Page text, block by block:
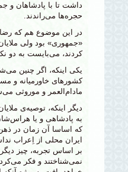
داشت تا با پادشاهان و
حجره‌ها می‌راندند.
در این موضوع هم که
«جمهوری» بود ولی
کردند، می‌بایست به دو
یکی اینکه، اگر چنین
کشورهای خاورمیانه و
مادام‌العمر و موروثی
دیگر اینکه، توصیه‌ی
به پادشاهی و یا
که اساسا آن زمان در
ایران محلی از اِعراب
بر اساس تجربه، چیز
نمی‌شناختند و فکر